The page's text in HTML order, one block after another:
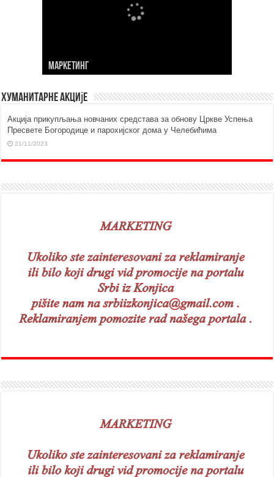
МАРKЕТИНГ
Хуманитарне акције
Aкција прикупљања новчаних средстава за обнову Цркве Успења
Пресвете Богородице и парохијског дома у Челебићима
21/11/2023